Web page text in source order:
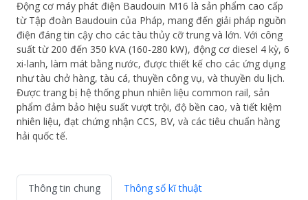
Động cơ máy phát điện Baudouin M16 là sản phẩm cao cấp
từ Tập đoàn Baudouin của Pháp, mang đến giải pháp nguồn
điện đáng tin cậy cho các tàu thủy cỡ trung và lớn. Với công
suất từ 200 đến 350 kVA (160-280 kW), động cơ diesel 4 kỳ, 6
xi-lanh, làm mát bằng nước, được thiết kế cho các ứng dụng
như tàu chở hàng, tàu cá, thuyền công vụ, và thuyền du lịch.
Được trang bị hệ thống phun nhiên liệu common rail, sản
phẩm đảm bảo hiệu suất vượt trội, độ bền cao, và tiết kiệm
nhiên liệu, đạt chứng nhận CCS, BV, và các tiêu chuẩn hàng
hải quốc tế.
Thông tin chung
Thông số kĩ thuật